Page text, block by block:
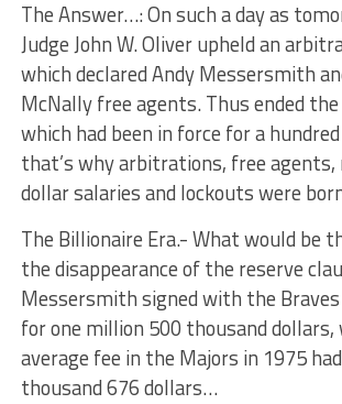
The Answer…: On such a day as
Judge John W. Oliver upheld an
which declared Andy Messersmith
McNally free agents. Thus ended
which had been in force for a
that’s why arbitrations, free
dollar salaries and lockouts were
The Billionaire Era.- What would be
the disappearance of the reserve
Messersmith signed with the
for one million 500 thousand dollars,
average fee in the Majors in 1975
thousand 676 dollars…